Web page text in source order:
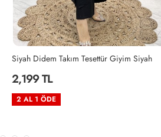
Siyah Didem Takım Tesettür Giyim Siyah
2,199 TL
2 AL 1 ÖDE